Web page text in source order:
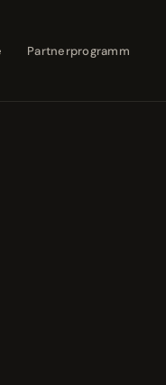
Partnerprogramm